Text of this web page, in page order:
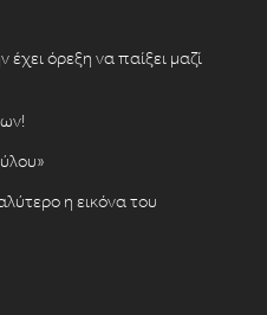
όρεξη να παίξει μαζί
η εικόνα του